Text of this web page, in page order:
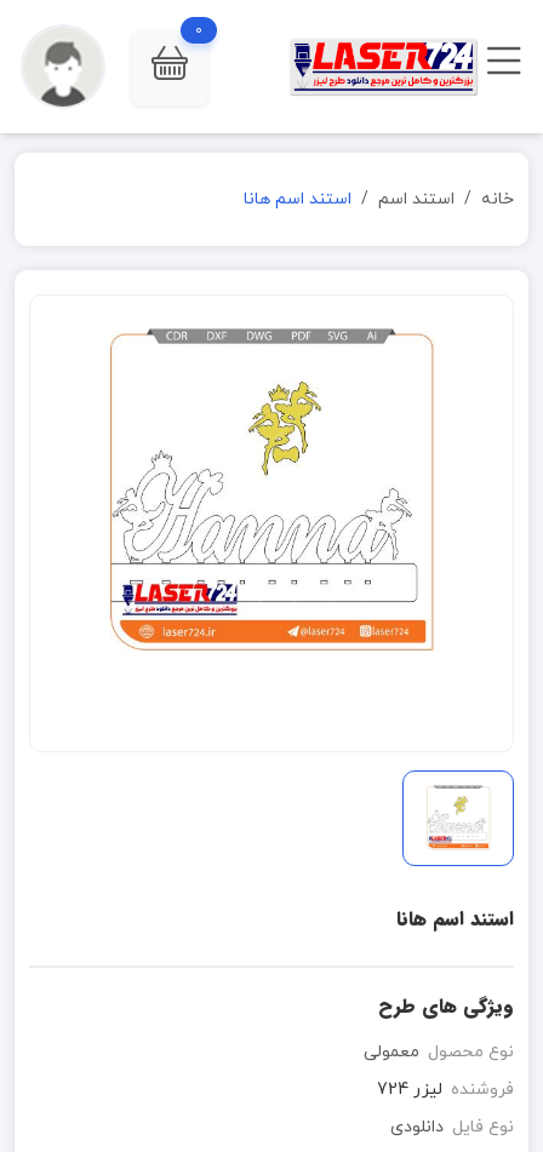
0
خانه استند اسم استند اسم هانا
استند اسم هانا
ویژگی های طرح
نوع محصول معمولی
فروشنده لیزر 724
نوع فایل دانلودی